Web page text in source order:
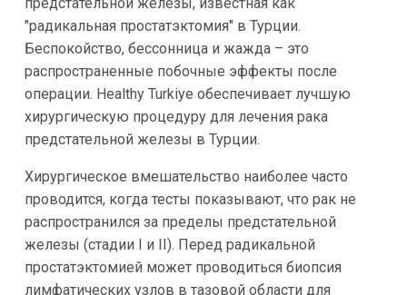
"радикальная простатэктомия" в Турции.
Беспокойство, бессонница и жажда – это
распространенные побочные эффекты после
операции. Healthy Turkiye обеспечивает лучшую
хирургическую процедуру для лечения рака
предстательной железы в Турции.
Хирургическое вмешательство наиболее часто
проводится, когда тесты показывают, что рак не
распространился за пределы предстательной
железы (стадии I и II). Перед радикальной
простатэктомией может проводиться биопсия
лимфатических узлов в тазовой области для